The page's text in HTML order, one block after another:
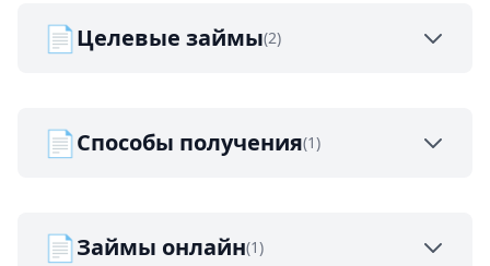
📄Целевые займы(2)
📄Способы получения(1)
📄Займы онлайн(1)